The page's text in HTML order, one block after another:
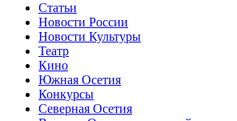
Статьи
Новости России
Новости Культуры
Театр
Кино
Южная Осетия
Конкурсы
Северная Осетия